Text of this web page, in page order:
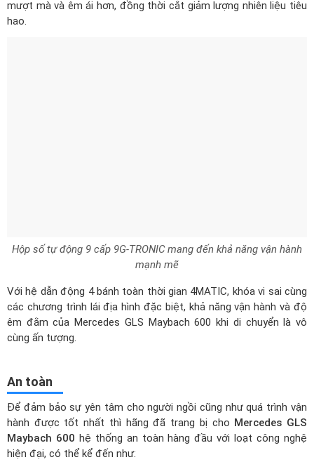
Với hệ dẫn động 4 bánh toàn thời gian 4MATIC, khóa vi sai cùng
êm đằm của Mercedes GLS Maybach 600 khi di chuyển là vô
cùng ấn tượng.
Để đảm bảo sự yên tâm cho người ngồi cũng như quá trình vận
hành được tốt nhất thì hãng đã trang bị cho
Maybach 600hệ thống an toàn hàng đầu với loạt công nghệ
hiện đại, có thể kể đến như:
Hệ thống tự động bảo vệ PRE-SAFE® và PRE-SAFE®
Sound